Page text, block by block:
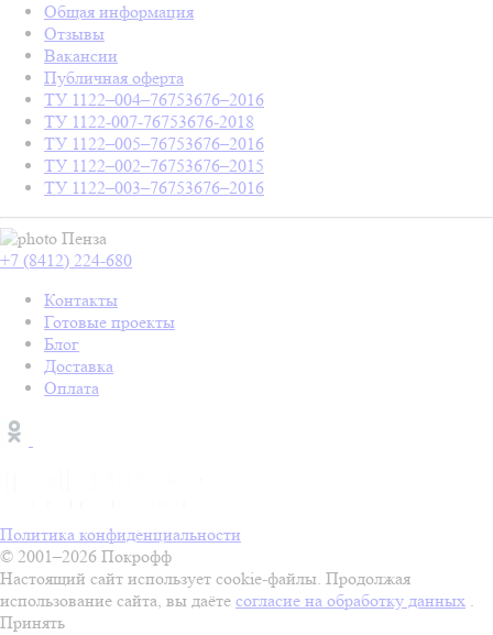
Общая информация
Отзывы
Вакансии
Публичная оферта
ТУ 1122–004–76753676–2016
ТУ 1122-007-76753676-2018
ТУ 1122–005–76753676–2016
ТУ 1122–002–76753676–2015
ТУ 1122–003–76753676–2016
Пенза
+7 (8412) 224-680
Контакты
Готовые проекты
Блог
Доставка
Оплата
Политика конфиденциальности
© 2001–2026 Покрофф
Настоящий сайт использует cookie-файлы. Продолжая
использование сайта, вы даёте согласие на обработку данных .
Принять